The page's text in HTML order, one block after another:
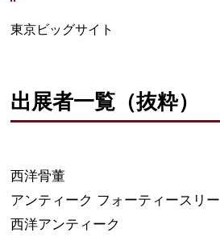
東京ビッグサイト
出展者一覧（抜粋）
西洋骨董
アンティーク フォーティースリー
西洋アンティーク